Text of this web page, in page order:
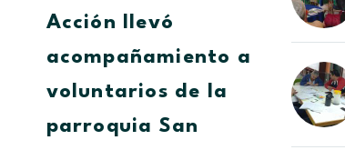
en
Pastora
Acción llevó
acompañamiento a
voluntarios de la
parroquia San